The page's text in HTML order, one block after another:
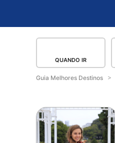
QUANDO IR
Guia Melhores Destinos